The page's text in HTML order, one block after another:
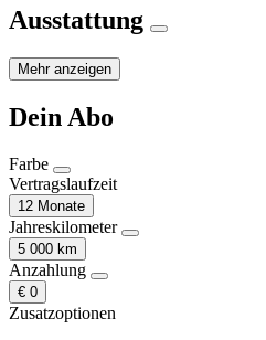
Ausstattung
Mehr anzeigen
Dein Abo
Farbe
Vertragslaufzeit
12 Monate
Jahreskilometer
5 000 km
Anzahlung
€ 0
Zusatzoptionen